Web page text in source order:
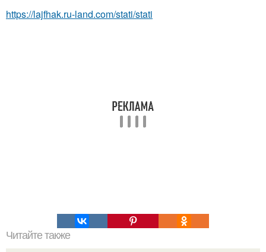
https://lajfhak.ru-land.com/stati/stati
Читайте также